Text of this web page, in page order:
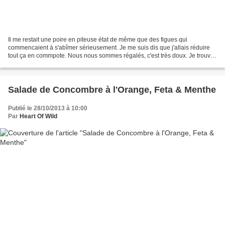
Il me restait une poire en piteuse état de même que des figues qui
commencaient à s'abîmer sérieusement. Je me suis dis que j'allais réduire
tout ça en commpote. Nous nous sommes régalés, c'est très doux. Je trouve
Salade de Concombre à l'Orange, Feta & Menthe
Publié le 28/10/2013 à 10:00
Par Heart Of Wild